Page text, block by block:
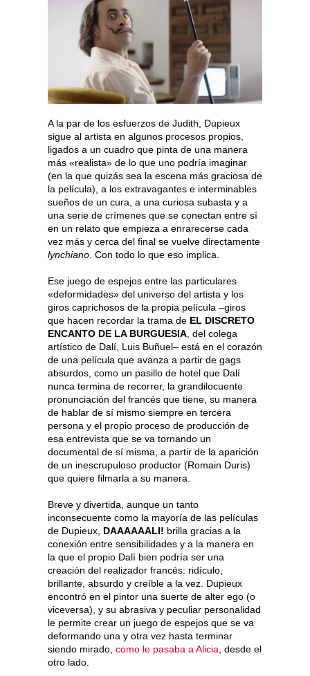
A la par de los esfuerzos de Judith, Dupieux
sigue al artista en algunos procesos propios,
ligados a un cuadro que pinta de una manera
más «realista» de lo que uno podría imaginar
(en la que quizás sea la escena más graciosa de
la película), a los extravagantes e interminables
sueños de un cura, a una curiosa subasta y a
una serie de crímenes que se conectan entre sí
en un relato que empieza a enrarecerse cada
vez más y cerca del final se vuelve directamente
lynchiano . Con todo lo que eso implica.
Ese juego de espejos entre las particulares
«deformidades» del universo del artista y los
giros caprichosos de la propia película –giros
que hacen recordar la trama de EL DISCRETO
ENCANTO DE LA BURGUESIA , del colega
artístico de Dalí, Luis Buñuel– está en el corazón
de una película que avanza a partir de gags
absurdos, como un pasillo de hotel que Dalí
nunca termina de recorrer, la grandilocuente
pronunciación del francés que tiene, su manera
de hablar de sí mismo siempre en tercera
persona y el propio proceso de producción de
esa entrevista que se va tornando un
documental de sí misma, a partir de la aparición
de un inescrupuloso productor (Romain Duris)
que quiere filmarla a su manera.
Breve y divertida, aunque un tanto
inconsecuente como la mayoría de las películas
de Dupieux, DAAAAAALI! brilla gracias a la
conexión entre sensibilidades y a la manera en
la que el propio Dalí bien podría ser una
creación del realizador francés: ridículo,
brillante, absurdo y creíble a la vez. Dupieux
encontró en el pintor una suerte de alter ego (o
viceversa), y su abrasiva y peculiar personalidad
le permite crear un juego de espejos que se va
deformando una y otra vez hasta terminar
siendo mirado, como le pasaba a Alicia , desde el
otro lado.